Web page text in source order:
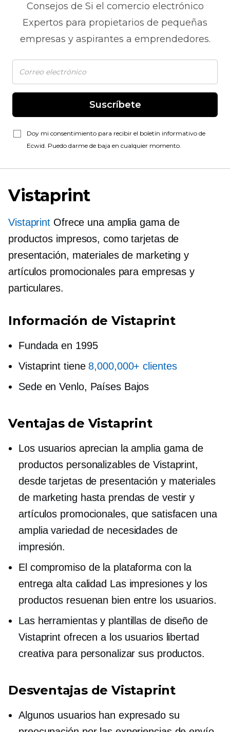
Consejos de Si el comercio electrónico
Expertos para propietarios de pequeñas
empresas y aspirantes a emprendedores.
Suscríbete
Doy mi consentimiento para recibir el boletín informativo de
Ecwid. Puedo darme de baja en cualquier momento.
Vistaprint
Vistaprint Ofrece una amplia gama de
productos impresos, como tarjetas de
presentación, materiales de marketing y
artículos promocionales para empresas y
particulares.
Información de Vistaprint
Fundada en 1995
Vistaprint tiene 8,000,000+ clientes
Sede en Venlo, Países Bajos
Ventajas de Vistaprint
Los usuarios aprecian la amplia gama de
productos personalizables de Vistaprint,
desde tarjetas de presentación y materiales
de marketing hasta prendas de vestir y
artículos promocionales, que satisfacen una
amplia variedad de necesidades de
impresión.
El compromiso de la plataforma con la
entregaalta calidad Las impresiones y los
productos resuenan bien entre los usuarios.
Las herramientas y plantillas de diseño de
Vistaprint ofrecen a los usuarios libertad
creativa para personalizar sus productos.
Desventajas de Vistaprint
Algunos usuarios han expresado su